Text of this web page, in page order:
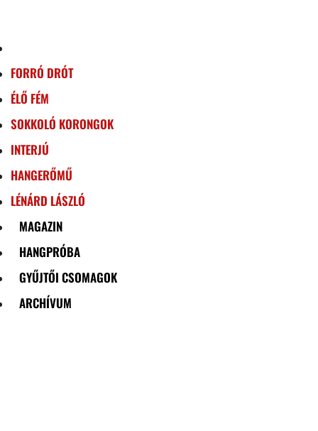
FORRÓ DRÓT
ÉLŐ FÉM
SOKKOLÓ KORONGOK
INTERJÚ
HANGERŐMŰ
LÉNÁRD LÁSZLÓ
MAGAZIN
HANGPRÓBA
GYŰJTŐI CSOMAGOK
ARCHÍVUM